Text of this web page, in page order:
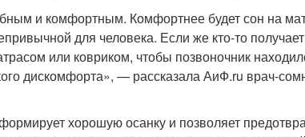
и комфортным. Комфортнее будет сон на
для человека. Если же кто-то
или ковриком, чтобы позвоночник
дискомфорта», — рассказала АиФ.ru врач-
хорошую осанку и позволяет